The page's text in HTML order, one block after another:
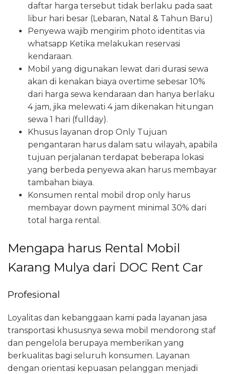
daftar harga tersebut tidak berlaku pada saat
libur hari besar (Lebaran, Natal & Tahun Baru)
Penyewa wajib mengirim photo identitas via
whatsapp Ketika melakukan reservasi
kendaraan.
Mobil yang digunakan lewat dari durasi sewa
akan di kenakan biaya overtime sebesar 10%
dari harga sewa kendaraan dan hanya berlaku
4 jam, jika melewati 4 jam dikenakan hitungan
sewa 1 hari (fullday).
Khusus layanan drop Only Tujuan
pengantaran harus dalam satu wilayah, apabila
tujuan perjalanan terdapat beberapa lokasi
yang berbeda penyewa akan harus membayar
tambahan biaya.
Konsumen rental mobil drop only harus
membayar down payment minimal 30% dari
total harga rental.
Mengapa harus Rental Mobil
Karang Mulya dari DOC Rent Car
Profesional
Loyalitas dan kebanggaan kami pada layanan jasa
transportasi khususnya sewa mobil mendorong staf
dan pengelola berupaya memberikan yang
berkualitas bagi seluruh konsumen. Layanan
dengan orientasi kepuasan pelanggan menjadi